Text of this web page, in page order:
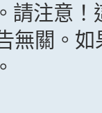
請注意
無關。